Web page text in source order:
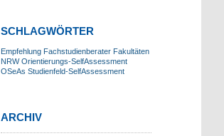
SCHLAGWÖRTER
Empfehlung Fachstudienberater Fakultäten
NRW Orientierungs-SelfAssessment
OSeAs Studienfeld-SelfAssessment
ARCHIV